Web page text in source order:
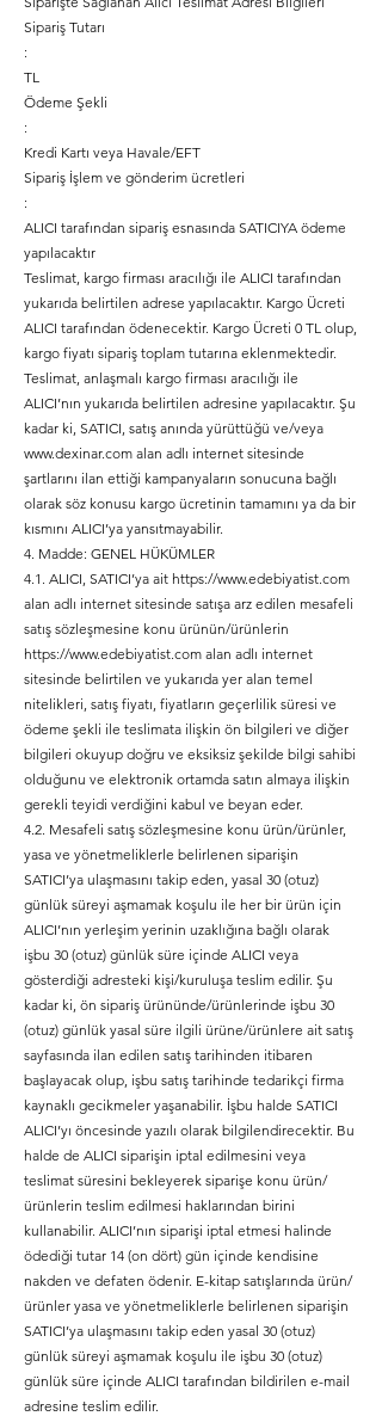
Sipariş Tutarı
:
TL
Ödeme Şekli
:
Kredi Kartı veya Havale/EFT
Sipariş İşlem ve gönderim ücretleri
:
ALICI tarafından sipariş esnasında SATICIYA ödeme
yapılacaktır
Teslimat, kargo firması aracılığı ile ALICI tarafından
yukarıda belirtilen adrese yapılacaktır. Kargo Ücreti
ALICI tarafından ödenecektir. Kargo Ücreti 0 TL olup,
kargo fiyatı sipariş toplam tutarına eklenmektedir.
Teslimat, anlaşmalı kargo firması aracılığı ile
ALICI’nın yukarıda belirtilen adresine yapılacaktır. Şu
kadar ki, SATICI, satış anında yürüttüğü ve/veya
www.dexinar.com alan adlı internet sitesinde
şartlarını ilan ettiği kampanyaların sonucuna bağlı
olarak söz konusu kargo ücretinin tamamını ya da bir
kısmını ALICI’ya yansıtmayabilir.
4. Madde: GENEL HÜKÜMLER
4.1. ALICI, SATICI’ya ait https://www.edebiyatist.com
alan adlı internet sitesinde satışa arz edilen mesafeli
satış sözleşmesine konu ürünün/ürünlerin
https://www.edebiyatist.com alan adlı internet
sitesinde belirtilen ve yukarıda yer alan temel
nitelikleri, satış fiyatı, fiyatların geçerlilik süresi ve
ödeme şekli ile teslimata ilişkin ön bilgileri ve diğer
bilgileri okuyup doğru ve eksiksiz şekilde bilgi sahibi
olduğunu ve elektronik ortamda satın almaya ilişkin
gerekli teyidi verdiğini kabul ve beyan eder.
4.2. Mesafeli satış sözleşmesine konu ürün/ürünler,
yasa ve yönetmeliklerle belirlenen siparişin
SATICI’ya ulaşmasını takip eden, yasal 30 (otuz)
günlük süreyi aşmamak koşulu ile her bir ürün için
ALICI’nın yerleşim yerinin uzaklığına bağlı olarak
işbu 30 (otuz) günlük süre içinde ALICI veya
gösterdiği adresteki kişi/kuruluşa teslim edilir. Şu
kadar ki, ön sipariş ürününde/ürünlerinde işbu 30
(otuz) günlük yasal süre ilgili ürüne/ürünlere ait satış
sayfasında ilan edilen satış tarihinden itibaren
başlayacak olup, işbu satış tarihinde tedarikçi firma
kaynaklı gecikmeler yaşanabilir. İşbu halde SATICI
ALICI’yı öncesinde yazılı olarak bilgilendirecektir. Bu
halde de ALICI siparişin iptal edilmesini veya
teslimat süresini bekleyerek siparişe konu ürün/
ürünlerin teslim edilmesi haklarından birini
kullanabilir. ALICI’nın siparişi iptal etmesi halinde
ödediği tutar 14 (on dört) gün içinde kendisine
nakden ve defaten ödenir. E-kitap satışlarında ürün/
ürünler yasa ve yönetmeliklerle belirlenen siparişin
SATICI’ya ulaşmasını takip eden yasal 30 (otuz)
günlük süreyi aşmamak koşulu ile işbu 30 (otuz)
günlük süre içinde ALICI tarafından bildirilen e-mail
adresine teslim edilir.